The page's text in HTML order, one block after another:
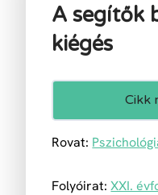
A segítők
kiégés
Cikk
Rovat:
Folyóirat: XXI.